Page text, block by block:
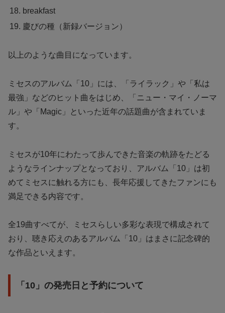
breakfast
慶びの種（新録バージョン）
以上のような曲目になっています。
ミセスのアルバム「10」には、「ライラック」や「私は
最強」などのヒット曲をはじめ、「ニュー・マイ・ノーマ
ル」や「Magic」といった近年の話題曲が含まれていま
す。
ミセスが10年にわたって歩んできた音楽の軌跡をたどる
ようなラインナップとなっており、アルバム「10」は初
めてミセスに触れる方にも、長年応援してきたファンにも
満足できる内容です。
全19曲すべてが、ミセスらしい多彩な表現で構成されて
おり、聴き応えのあるアルバム「10」はまさに記念碑的
な作品といえます。
「10」の発売日と予約について